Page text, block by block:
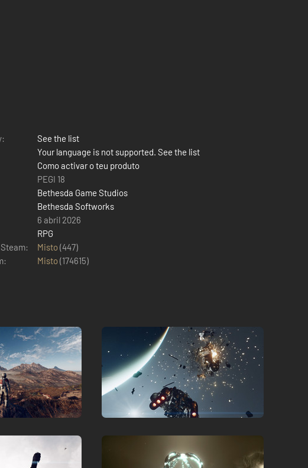
See the list
Your language is not supported. See the list
Como activar o teu produto
PEGI 18
Bethesda Game Studios
Bethesda Softworks
6 abril 2026
RPG
Misto(447)
Misto(174615)